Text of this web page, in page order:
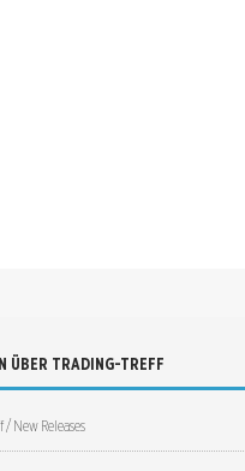
ÜBER TRADING-TREFF
/ New Releases